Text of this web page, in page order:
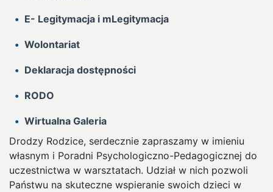
E- Legitymacja i mLegitymacja
Wolontariat
Deklaracja dostępności
RODO
Wirtualna Galeria
Drodzy Rodzice, serdecznie zapraszamy w imieniu
własnym i Poradni Psychologiczno-Pedagogicznej do
uczestnictwa w warsztatach. Udział w nich pozwoli
Państwu na skuteczne wspieranie swoich dzieci w